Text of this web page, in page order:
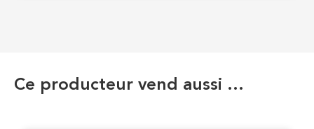
Ce producteur vend aussi …